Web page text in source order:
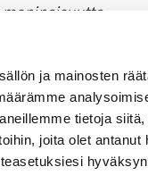
ja mainosten
tietoja
joita olet